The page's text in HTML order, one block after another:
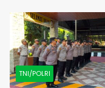
Berhasil Diamankan
TNI/POLRI